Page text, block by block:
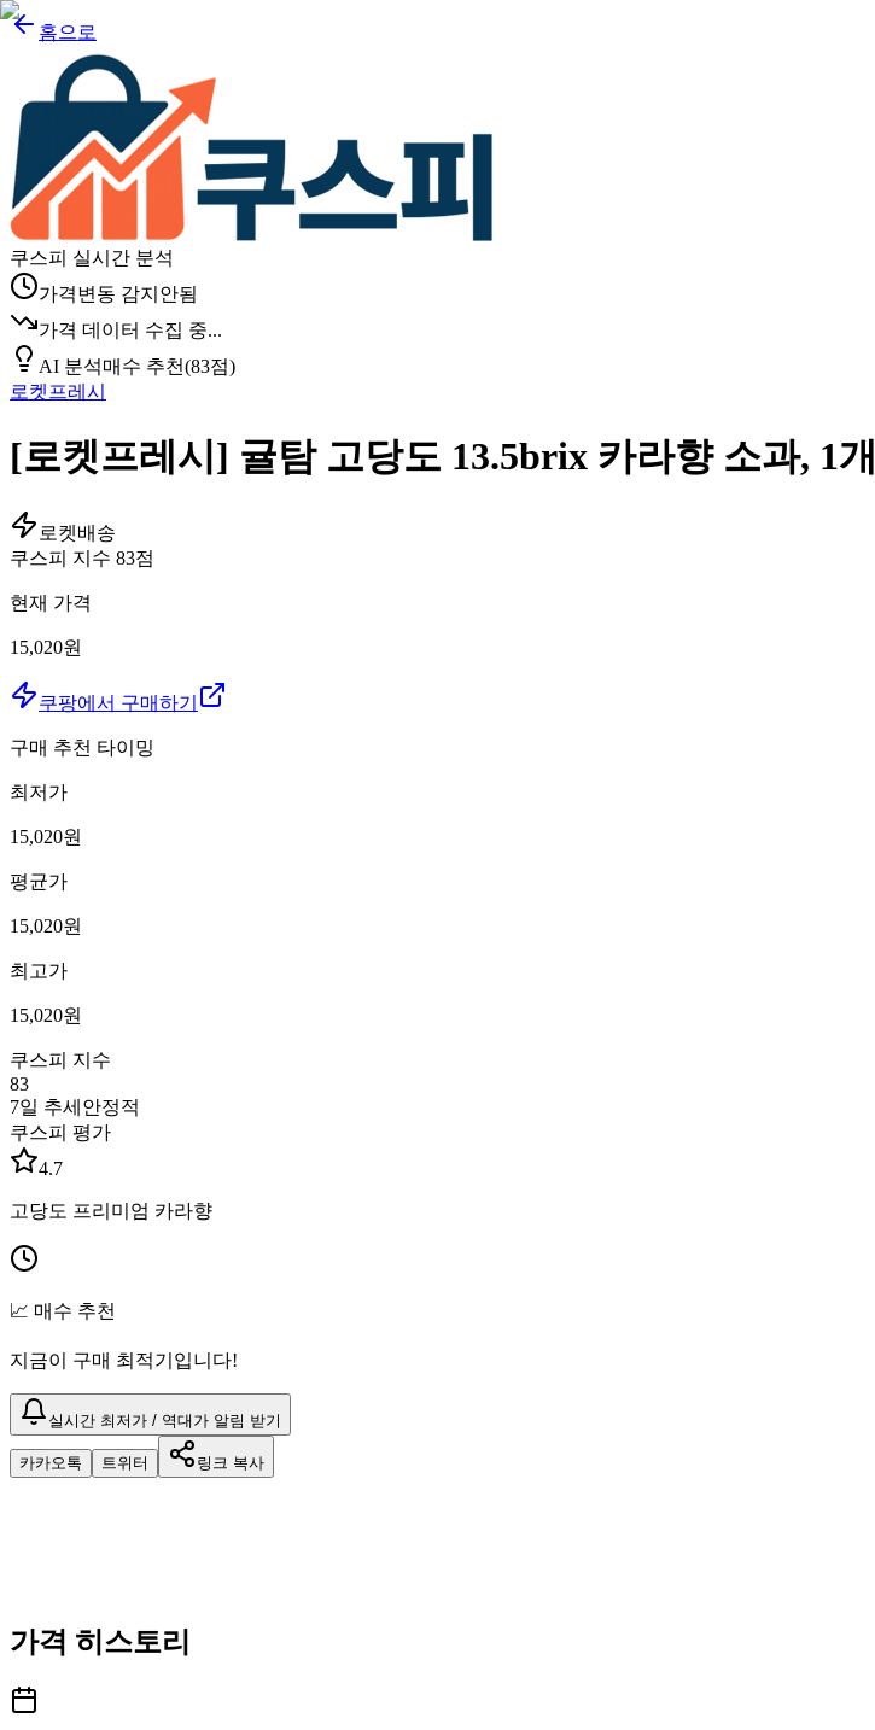
홈으로
쿠스피 실시간 분석
가격변동 감지안됨
가격 데이터 수집 중...
AI 분석매수 추천(83점)
로켓프레시
[로켓프레시] 귤탐 고당도 13.5brix 카라향 소과, 1개
로켓배송
쿠스피 지수 83점
현재 가격
15,020원
쿠팡에서 구매하기
구매 추천 타이밍
최저가
15,020원
평균가
15,020원
최고가
15,020원
쿠스피 지수
83
7일 추세 안정적
쿠스피 평가
4.7
고당도 프리미엄 카라향
📈 매수 추천
지금이 구매 최적기입니다!
실시간 최저가 / 역대가 알림 받기
카카오톡 트위터 링크 복사
가격 히스토리